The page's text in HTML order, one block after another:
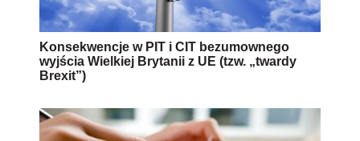
Konsekwencje w PIT i CIT bezumownego
wyjścia Wielkiej Brytanii z UE (tzw. „twardy
Brexit”)